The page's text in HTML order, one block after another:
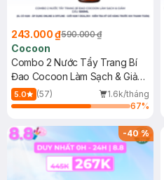
243.000 ₫590.000 ₫
Cocoon
Combo 2 Nước Tẩy Trang Bí
Đao Cocoon Làm Sạch & Giảm
Dầu 500ml
5.0 (57)
1.6k/tháng
67%
-40%